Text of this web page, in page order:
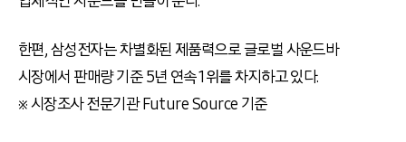
한편, 삼성전자는 차별화된 제품력으로 글로벌 사운드바
시장에서 판매량 기준 5년 연속 1위를 차지하고 있다.
※ 시장조사 전문기관 Future Source 기준